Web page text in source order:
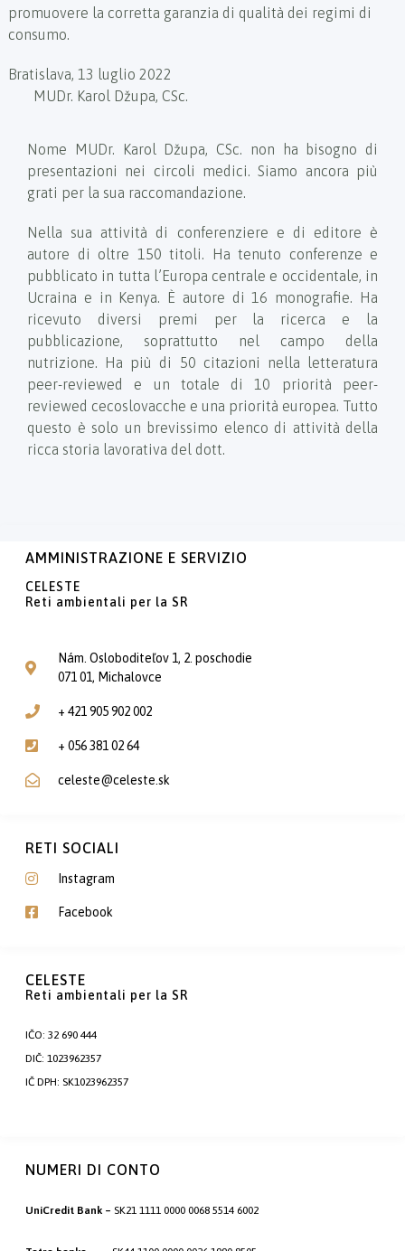
promuovere la corretta garanzia di qualità dei regimi di
consumo.
Bratislava, 13 luglio 2022
MUDr. Karol Džupa, CSc.
Nome MUDr. Karol Džupa, CSc. non ha bisogno di
presentazioni nei circoli medici. Siamo ancora più
grati per la sua raccomandazione.
Nella sua attività di conferenziere e di editore è
autore di oltre 150 titoli. Ha tenuto conferenze e
pubblicato in tutta l’Europa centrale e occidentale, in
Ucraina e in Kenya. È autore di 16 monografie. Ha
ricevuto diversi premi per la ricerca e la
pubblicazione, soprattutto nel campo della
nutrizione. Ha più di 50 citazioni nella letteratura
peer-reviewed e un totale di 10 priorità peer-
reviewed cecoslovacche e una priorità europea. Tutto
questo è solo un brevissimo elenco di attività della
ricca storia lavorativa del dott.
AMMINISTRAZIONE E SERVIZIO
CELESTE
Reti ambientali per la SR
Nám. Osloboditeľov 1, 2. poschodie
071 01, Michalovce
+ 421 905 902 002
+ 056 381 02 64
celeste@celeste.sk
RETI SOCIALI
Instagram
Facebook
CELESTE
Reti ambientali per la SR
IČO: 32 690 444
DIČ: 1023962357
IČ DPH: SK1023962357
NUMERI DI CONTO
UniCredit Bank – SK21 1111 0000 0068 5514 6002